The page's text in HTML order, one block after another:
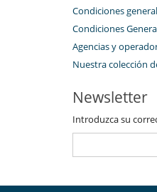
Condiciones
Condiciones
Agencias y
Nuestra colección
Newsletter
Introduzca su